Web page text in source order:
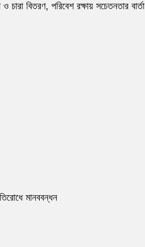
চারা বিতরণ, পরিবেশ রক্ষায় সচেতনতার বার্তা
মানববন্ধন